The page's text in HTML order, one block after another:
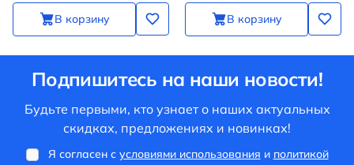
В корзину В корзину
Подпишитесь на наши новости!
Будьте первыми, кто узнает о наших актуальных
скидках, предложениях и новинках!
Я согласен с условиями использования и политикой